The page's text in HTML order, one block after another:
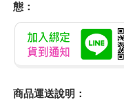
態：
商品運送說明：